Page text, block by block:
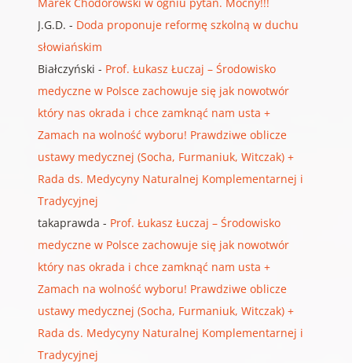
J.G.D. - Doda proponuje reformę szkolną w duchu
słowiańskim
Białczyński - Prof. Łukasz Łuczaj – Środowisko
medyczne w Polsce zachowuje się jak nowotwór
który nas okrada i chce zamknąć nam usta +
Zamach na wolność wyboru! Prawdziwe oblicze
ustawy medycznej (Socha, Furmaniuk, Witczak) +
Rada ds. Medycyny Naturalnej Komplementarnej i
Tradycyjnej
takaprawda - Prof. Łukasz Łuczaj – Środowisko
medyczne w Polsce zachowuje się jak nowotwór
który nas okrada i chce zamknąć nam usta +
Zamach na wolność wyboru! Prawdziwe oblicze
ustawy medycznej (Socha, Furmaniuk, Witczak) +
Rada ds. Medycyny Naturalnej Komplementarnej i
Tradycyjnej